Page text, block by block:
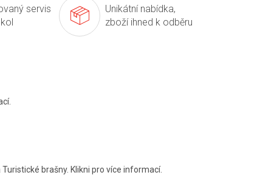
servis
Unikátní nabídka,
zboží ihned k odběru
brašny. Klikni pro více informací.